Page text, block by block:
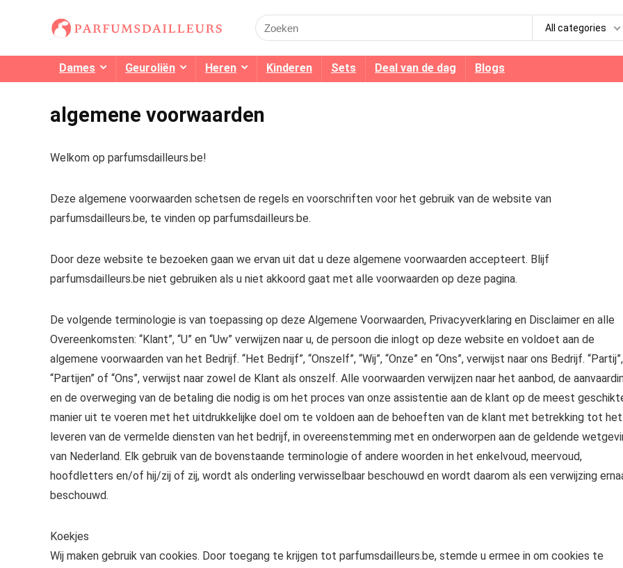
Search
for:
All categories
Dames Geuroliën Heren Kinderen Sets Deal van de dag Blogs
algemene voorwaarden
Welkom op parfumsdailleurs.be!
Deze algemene voorwaarden schetsen de regels en voorschriften voor het gebruik van de website van
parfumsdailleurs.be, te vinden op parfumsdailleurs.be.
Door deze website te bezoeken gaan we ervan uit dat u deze algemene voorwaarden accepteert. Blijf
parfumsdailleurs.be niet gebruiken als u niet akkoord gaat met alle voorwaarden op deze pagina.
De volgende terminologie is van toepassing op deze Algemene Voorwaarden, Privacyverklaring en Disclaimer en alle
Overeenkomsten: “Klant”, “U” en “Uw” verwijzen naar u, de persoon die inlogt op deze website en voldoet aan de
algemene voorwaarden van het Bedrijf. “Het Bedrijf”, “Onszelf”, “Wij”, “Onze” en “Ons”, verwijst naar ons Bedrijf. “Partij”,
“Partijen” of “Ons”, verwijst naar zowel de Klant als onszelf. Alle voorwaarden verwijzen naar het aanbod, de
en de overweging van de betaling die nodig is om het proces van onze assistentie aan de klant op de meest
manier uit te voeren met het uitdrukkelijke doel om te voldoen aan de behoeften van de klant met betrekking tot het
leveren van de vermelde diensten van het bedrijf, in overeenstemming met en onderworpen aan de geldende
van Nederland. Elk gebruik van de bovenstaande terminologie of andere woorden in het enkelvoud, meervoud,
hoofdletters en/of hij/zij of zij, wordt als onderling verwisselbaar beschouwd en wordt daarom als een verwijzing
beschouwd.
Koekjes
Wij maken gebruik van cookies. Door toegang te krijgen tot parfumsdailleurs.be, stemde u ermee in om cookies te